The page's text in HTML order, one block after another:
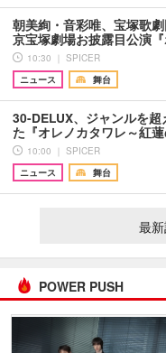
朝美絢・音彩唯、宝塚歌
京宝塚劇場お披露目公演
10:30 ｜ SPICER
ニュース
舞台
30-DELUX、ジャンルを
た『オレノカタワレ～紅
10:00 ｜ SPICER
ニュース
舞台
最
POWER PUSH